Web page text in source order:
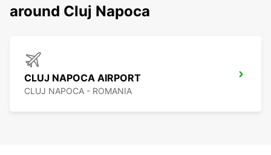
around Cluj Napoca
CLUJ NAPOCA AIRPORT
CLUJ NAPOCA - ROMANIA